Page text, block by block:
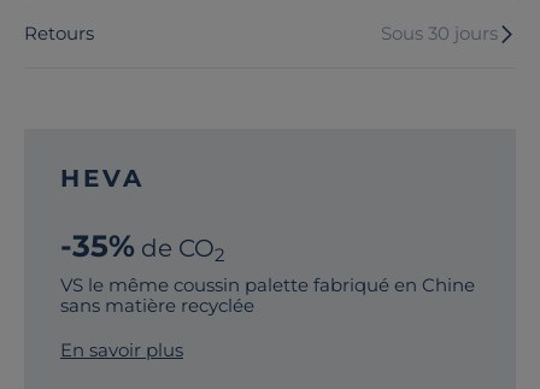
Retours Sous 30 jours
HEVA
-35% de CO2
VS le même coussin palette fabriqué en Chine
sans matière recyclée
En savoir plus